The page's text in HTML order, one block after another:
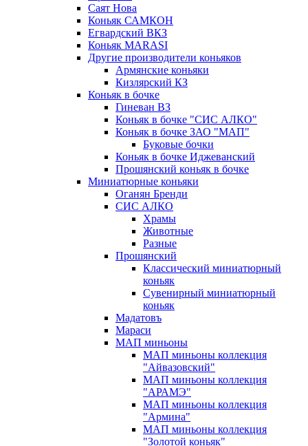
Саят Нова
Коньяк САМКОН
Егвардский ВКЗ
Коньяк MARASI
Другие производители коньяков
Армянские коньяки
Кизлярский КЗ
Коньяк в бочке
Гиневан ВЗ
Коньяк в бочке "СИС АЛКО"
Коньяк в бочке ЗАО "МАП"
Буковые бочки
Коньяк в бочке Иджеванский
Прошянский коньяк в бочке
Миниатюрные коньяки
Оганян Бренди
СИС АЛКО
Храмы
Животные
Разные
Прошянский
Классический миниатюрный
коньяк
Сувенирный миниатюрный
коньяк
Мадатовъ
Мараси
МАП миньоны
МАП миньоны коллекция
"Айвазовский"
МАП миньоны коллекция
"АРАМЭ"
МАП миньоны коллекция
"Армина"
МАП миньоны коллекция
"Золотой коньяк"